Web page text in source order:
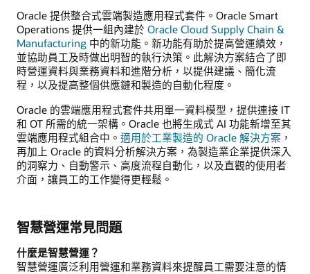
Oracle 提供整合式雲端製造應用程式套件。Oracle Smart
Operations 提供一組內建於 Oracle Cloud Supply Chain &
Manufacturing 中的新功能。新功能有助於提高營運績效，
並協助員工及時做出明智的執行決策。此解決方案結合了即
時營運資料與業務資料和進階分析，以提供建議、簡化流
程，以及提高整個供應鏈和製造的自動化程度。
Oracle 的雲端應用程式套件共用單一資料模型，提供連接 IT
和 OT 所需的統一架構。Oracle 也將生成式 AI 功能新增至其
雲端應用程式組合中。 適用於工業製造的 Oracle 解決方案 ，
再加上 Oracle 的資料分析解決方案，為製造業企業提供深入
的洞察力、自動警示、高度流程自動化，以及直觀的使用者
介面，讓員工的工作變得更輕鬆。
智慧營運常見問題
什麼是智慧營運？
智慧營運廣泛利用營運和業務資料來提醒員工需要注意的情